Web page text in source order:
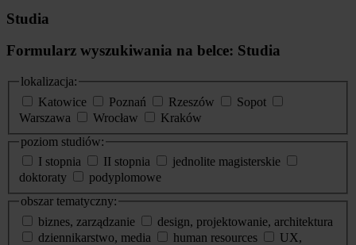
Studia
Formularz wyszukiwania na belce: Studia
lokalizacja:
Katowice
Poznań Rzeszów
Sopot
Warszawa
Wrocław
Kraków
poziom studiów:
I stopnia
II stopnia
jednolite magisterskie
doktoraty
podyplomowe
obszar tematyczny:
biznes, zarządzanie
design, projektowanie, architektura
dziennikarstwo, media
human resources
UX,